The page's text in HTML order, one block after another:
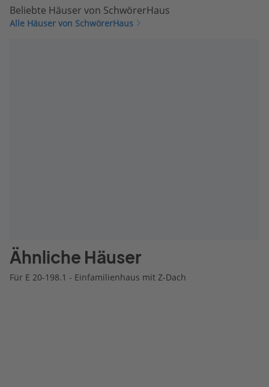
Beliebte Häuser von SchwörerHaus
Alle Häuser von SchwörerHaus
Ähnliche Häuser
Für E 20-198.1 - Einfamilienhaus mit Z-Dach